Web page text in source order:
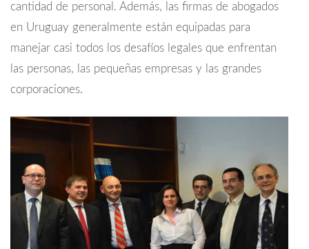
cantidad de personal. Además, las firmas de abogados
en Uruguay generalmente están equipadas para
manejar casi todos los desafíos legales que enfrentan
las personas, las pequeñas empresas y las grandes
corporaciones.